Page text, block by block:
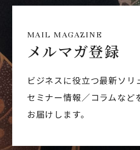
MAIL MAGAZINE
メルマガ登録
ビジネスに役立つ最新ソリ
セミナー情報／コラムなど
お届けします。